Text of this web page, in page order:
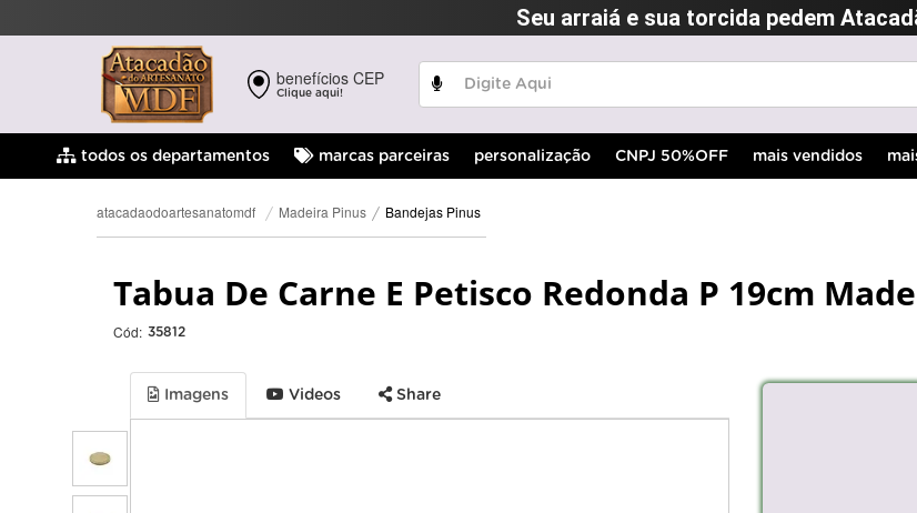
Seu arraiá e sua torcida pedem
benefícios CEP
Clique aqui!
todos os departamentos marcas parceiras personalização CNPJ 50%OFF mais vendidos
atacadaodoartesanatomdf Madeira Pinus Bandejas Pinus
Tabua De Carne E Petisco Redonda P 19cm
Cód: 35812
Imagens Videos Share